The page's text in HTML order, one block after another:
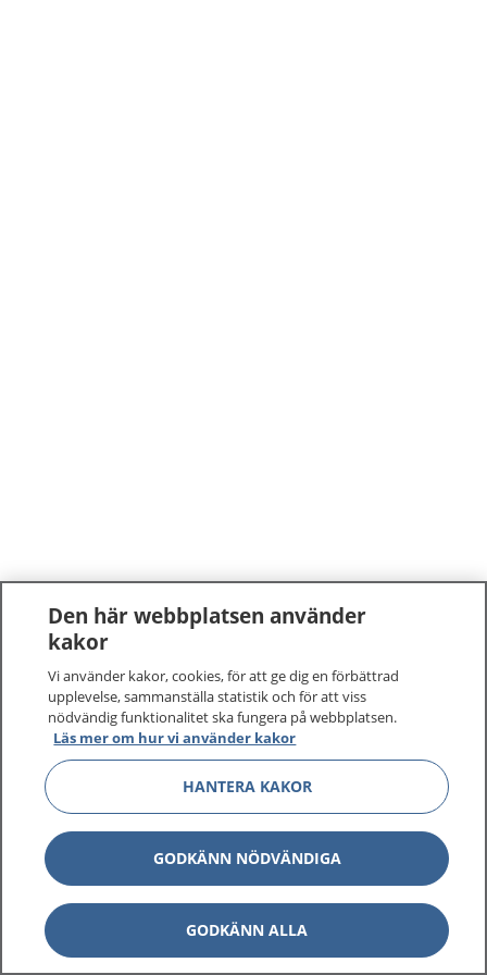
Den här webbplatsen använder
kakor
Vi använder kakor, cookies, för att ge dig en förbättrad
upplevelse, sammanställa statistik och för att viss
nödvändig funktionalitet ska fungera på webbplatsen.
Läs mer om hur vi använder kakor
HANTERA KAKOR
GODKÄNN NÖDVÄNDIGA
GODKÄNN ALLA